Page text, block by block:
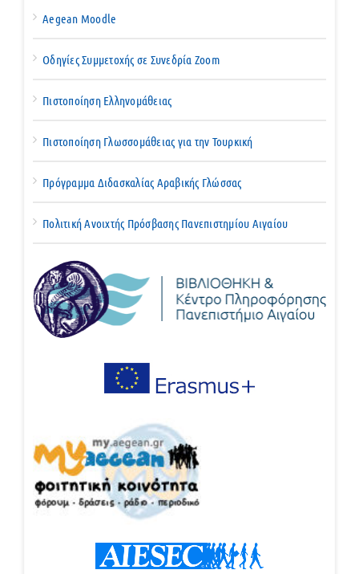
Aegean Moodle
Οδηγίες Συμμετοχής σε Συνεδρία Zoom
Πιστοποίηση Ελληνομάθειας
Πιστοποίηση Γλωσσομάθειας για την Τουρκική
Πρόγραμμα Διδασκαλίας Αραβικής Γλώσσας
Πολιτική Ανοιχτής Πρόσβασης Πανεπιστημίου Αιγαίου